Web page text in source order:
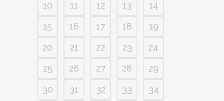
10
11 12 13
14
15
16 17 18
19
20
21 22 23
24
25
26 27 28
29
30
31 32 33
34